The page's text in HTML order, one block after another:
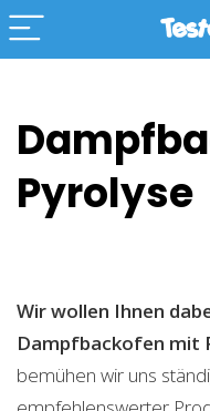
Pyrolyse
Wir wollen Ihnen
Dampfbackofen mit
bemühen wir uns